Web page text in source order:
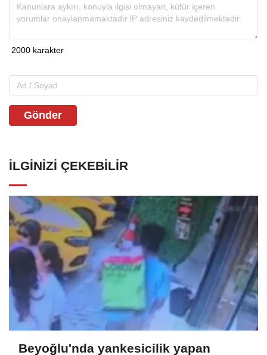
Gönder
İLGINIZI ÇEKEBILIR
Beyoğlu'nda yankesicilik yapan